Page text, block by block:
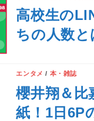
高校生の
ちの人数と
エンタメ / 本・雑誌
櫻井翔＆比
紙！1日6P